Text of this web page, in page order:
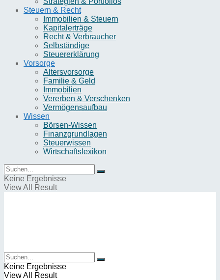
Steuern & Recht
Immobilien & Steuern
Kapitalerträge
Recht & Verbraucher
Selbständige
Steuererklärung
Vorsorge
Altersvorsorge
Familie & Geld
Immobilien
Vererben & Verschenken
Vermögensaufbau
Wissen
Börsen-Wissen
Finanzgrundlagen
Steuerwissen
Wirtschaftslexikon
Keine Ergebnisse
View All Result
Keine Ergebnisse
View All Result